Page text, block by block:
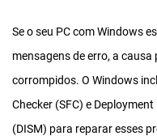
Se o seu PC com Windows
mensagens de erro, a
corrompidos. O Windows
Checker (SFC) e
(DISM) para reparar esses